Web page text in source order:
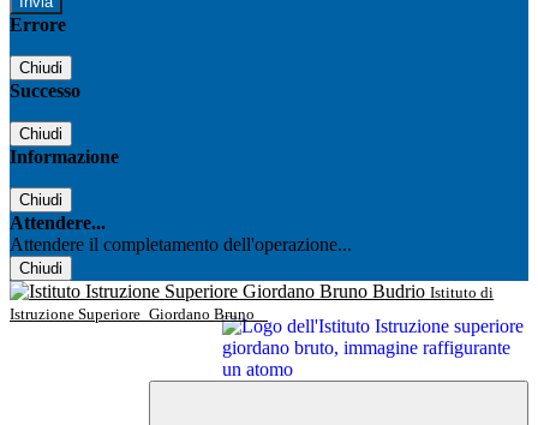
Errore
Chiudi
Successo
Chiudi
Informazione
Chiudi
Attendere...
Attendere il completamento dell'operazione...
Chiudi
Istituto di
Istruzione Superiore Giordano Bruno